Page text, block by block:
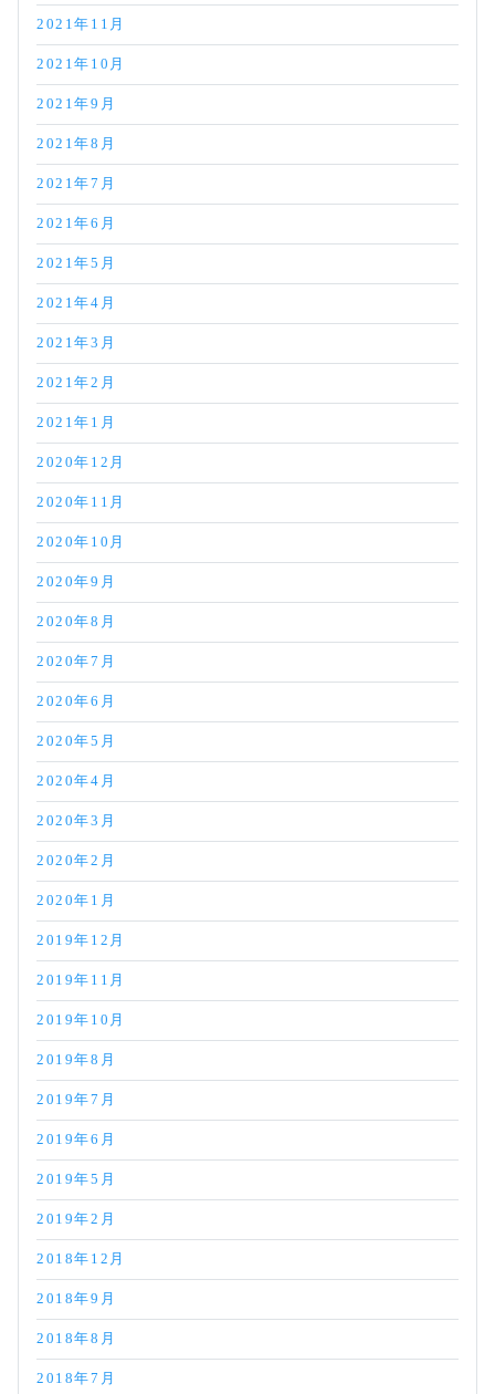
2021年11月
2021年10月
2021年9月
2021年8月
2021年7月
2021年6月
2021年5月
2021年4月
2021年3月
2021年2月
2021年1月
2020年12月
2020年11月
2020年10月
2020年9月
2020年8月
2020年7月
2020年6月
2020年5月
2020年4月
2020年3月
2020年2月
2020年1月
2019年12月
2019年11月
2019年10月
2019年8月
2019年7月
2019年6月
2019年5月
2019年2月
2018年12月
2018年9月
2018年8月
2018年7月